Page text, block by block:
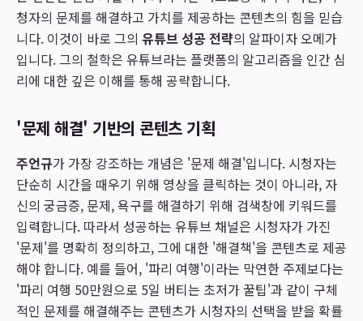
청자의 문제를 해결하고 가치를 제공하는 콘텐츠의 힘을 믿습
니다. 이것이 바로 그의 유튜브 성공 전략의 알파이자 오메가
입니다. 그의 철학은 유튜브라는 플랫폼의 알고리즘을 인간 심
리에 대한 깊은 이해를 통해 공략합니다.
'문제 해결' 기반의 콘텐츠 기획
주언규가 가장 강조하는 개념은 '문제 해결'입니다. 시청자는
단순히 시간을 때우기 위해 영상을 클릭하는 것이 아니라, 자
신의 궁금증, 문제, 욕구를 해결하기 위해 검색창에 키워드를
입력합니다. 따라서 성공하는 유튜브 채널은 시청자가 가진
'문제'를 명확히 정의하고, 그에 대한 '해결책'을 콘텐츠로 제공
해야 합니다. 예를 들어, '파리 여행'이라는 막연한 주제보다는
'파리 여행 50만원으로 5일 버티는 초저가 꿀팁'과 같이 구체
적인 문제를 해결해주는 콘텐츠가 시청자의 선택을 받을 확률